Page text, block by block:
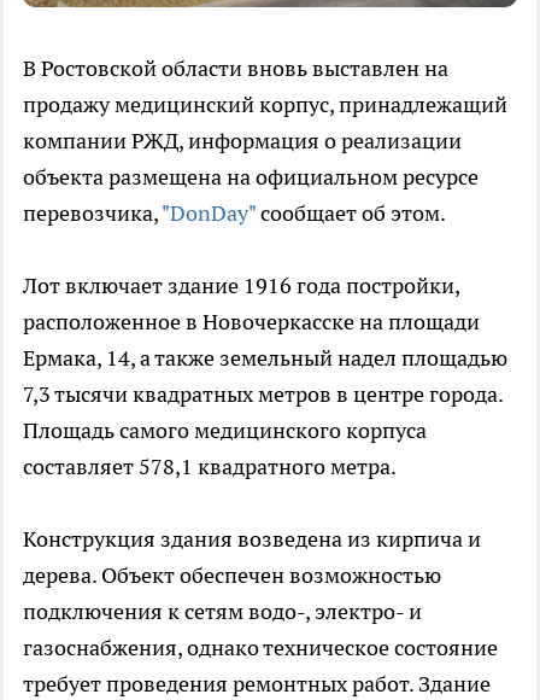
В Ростовской области вновь выставлен на
продажу медицинский корпус, принадлежащий
компании РЖД, информация о реализации
объекта размещена на официальном ресурсе
перевозчика,"DonDay"сообщает об этом.
Лот включает здание 1916 года постройки,
расположенное в Новочеркасске на площади
Ермака, 14, а также земельный надел площадью
7,3 тысячи квадратных метров в центре города.
Площадь самого медицинского корпуса
составляет 578,1 квадратного метра.
Конструкция здания возведена из кирпича и
дерева. Объект обеспечен возможностью
подключения к сетям водо-, электро- и
газоснабжения, однако техническое состояние
требует проведения ремонтных работ. Здание